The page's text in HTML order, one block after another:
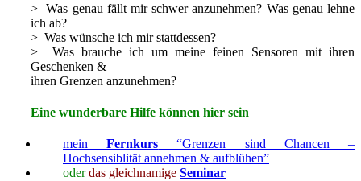
> Was genau fällt mir schwer anzunehmen? Was genau lehne
ich ab?
> Was wünsche ich mir stattdessen?
> Was brauche ich um meine feinen Sensoren mit ihren
Geschenken &
ihren Grenzen anzunehmen?
Eine wunderbare Hilfe können hier sein
mein Fernkurs “Grenzen sind Chancen –
Hochsensiblität annehmen & aufblühen”
oderdas gleichnamige Seminar